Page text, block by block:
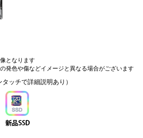
となります
発色や傷などイメージと異なる場合がございます
ッチで詳細説明あり）